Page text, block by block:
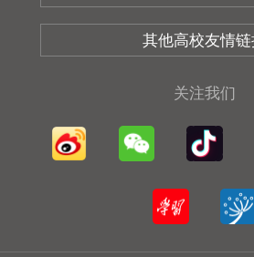
关注我们